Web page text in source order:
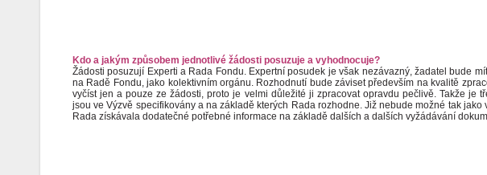
Kdo a jakým způsobem jednotlivé žádosti posuzuje a vyhodnocuje?
Žádosti posuzují Experti a Rada Fondu. Expertní posudek je však nezávazný, žadatel bude
na Radě Fondu, jako kolektivním orgánu. Rozhodnutí bude záviset především na kvalitě
vyčíst jen a pouze ze žádosti, proto je velmi důležité ji zpracovat opravdu pečlivě. Takže je
jsou ve Výzvě specifikovány a na základě kterých Rada rozhodne. Již nebude možné tak
Rada získávala dodatečné potřebné informace na základě dalších a dalších vyžádávání